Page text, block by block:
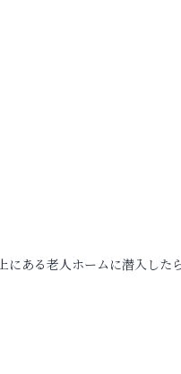
ある老人ホームに潜入した